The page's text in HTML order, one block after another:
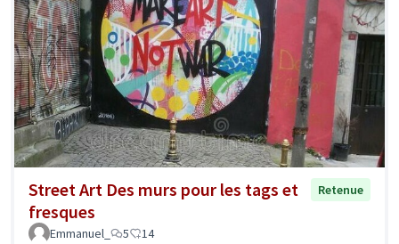
Street Art Des murs pour les tags et
fresques
Retenue
Emmanuel_ 5 14